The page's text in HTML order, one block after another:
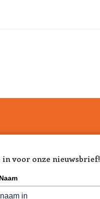
in voor onze nieuwsbrief!